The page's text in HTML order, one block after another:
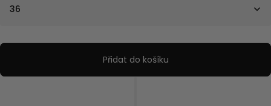
36
Přidat do košíku